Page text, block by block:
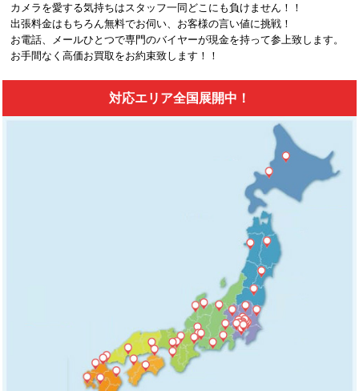
カメラを愛する気持ちはスタッフ一同どこにも負けません！！
出張料金はもちろん無料でお伺い、お客様の言い値に挑戦！
お電話、メールひとつで専門のバイヤーが現金を持って参上致します。
お手間なく高価お買取をお約束致します！！
対応エリア全国展開中！